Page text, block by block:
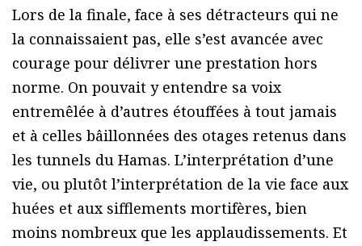
Lors de la finale, face à ses détracteurs qui ne
la connaissaient pas, elle s’est avancée avec
courage pour délivrer une prestation hors
norme. On pouvait y entendre sa voix
entremêlée à d’autres étouffées à tout jamais
et à celles bâillonnées des otages retenus dans
les tunnels du Hamas. L’interprétation d’une
vie, ou plutôt l’interprétation de la vie face aux
huées et aux sifflements mortifères, bien
moins nombreux que les applaudissements. Et